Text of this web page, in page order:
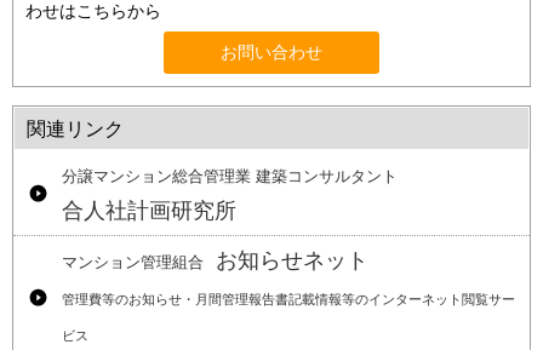
わせはこちらから
お問い合わせ
関連リンク
分譲マンション総合管理業 建築コンサルタント
合人社計画研究所
マンション管理組合 お知らせネット
管理費等のお知らせ・月間管理報告書記載情報等のインターネット閲覧サー
ビス